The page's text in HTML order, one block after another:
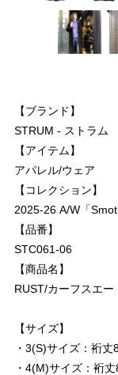
【ブランド】
STRUM - ストラム
【アイテム】
アパレル/ウェア
【コレクション】
2025-26 A/W「
【品番】
STC061-06
【商品名】
RUST/カーフスエ
【サイズ】
・3(S)サイズ：裄
・4(M)サイズ：裄